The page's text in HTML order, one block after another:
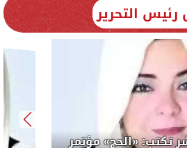
رئيس التحرير
تكتب: «الحج» مؤتمر